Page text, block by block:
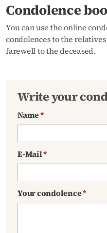
Condolence
You can use the online
condolences to the
farewell to the deceased.
Write your
Name*
E-Mail*
Your condolence*